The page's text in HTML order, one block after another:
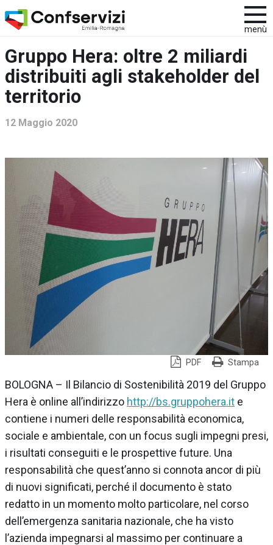
menù
Gruppo Hera: oltre 2 miliardi
distribuiti agli stakeholder del
territorio
12 Maggio 2020
PDF Stampa
BOLOGNA – Il Bilancio di Sostenibilità 2019 del Gruppo
Hera è online all’indirizzo http://bs.gruppohera.it e
contiene i numeri delle responsabilità economica,
sociale e ambientale, con un focus sugli impegni presi,
i risultati conseguiti e le prospettive future. Una
responsabilità che quest’anno si connota ancor di più
di nuovi significati, perché il documento è stato
redatto in un momento molto particolare, nel corso
dell’emergenza sanitaria nazionale, che ha visto
l’azienda impegnarsi al massimo per continuare a